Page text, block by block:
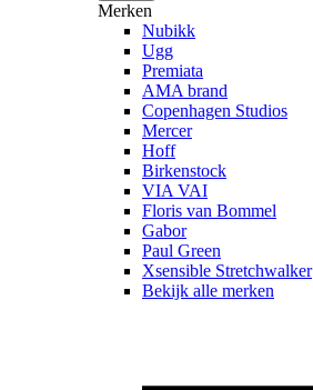
Merken
Nubikk
Ugg
Premiata
AMA brand
Copenhagen Studios
Mercer
Hoff
Birkenstock
VIA VAI
Floris van Bommel
Gabor
Paul Green
Xsensible Stretchwalker
Bekijk alle merken